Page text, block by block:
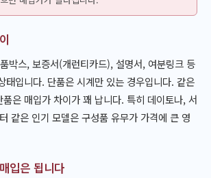
박스, 보증서(개런티카드), 설명서, 여분링크 등
태입니다. 단품은 시계만 있는 경우입니다. 같은
은 매입가 차이가 꽤 납니다. 특히 데이토나, 서
같은 인기 모델은 구성품 유무가 가격에 큰 영
입은 됩니다